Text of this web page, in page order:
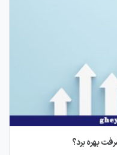
بهره برد؟